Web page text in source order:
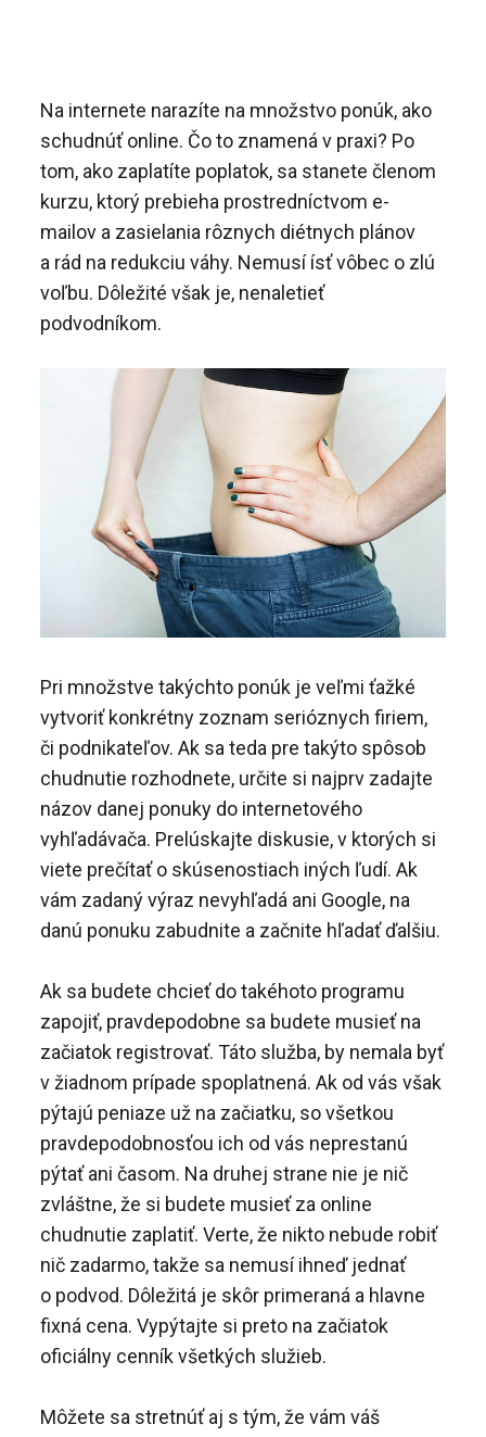
Na internete narazíte na množstvo ponúk, ako
schudnúť online. Čo to znamená v praxi? Po
tom, ako zaplatíte poplatok, sa stanete členom
kurzu, ktorý prebieha prostredníctvom e-
mailov a zasielania rôznych diétnych plánov
a rád na redukciu váhy. Nemusí ísť vôbec o zlú
voľbu. Dôležité však je, nenaletieť
podvodníkom.
Pri množstve takýchto ponúk je veľmi ťažké
vytvoriť konkrétny zoznam serióznych firiem,
či podnikateľov. Ak sa teda pre takýto spôsob
chudnutie rozhodnete, určite si najprv zadajte
názov danej ponuky do internetového
vyhľadávača. Prelúskajte diskusie, v ktorých si
viete prečítať o skúsenostiach iných ľudí. Ak
vám zadaný výraz nevyhľadá ani Google, na
danú ponuku zabudnite a začnite hľadať ďalšiu.
Ak sa budete chcieť do takéhoto programu
zapojiť, pravdepodobne sa budete musieť na
začiatok registrovať. Táto služba, by nemala byť
v žiadnom prípade spoplatnená. Ak od vás však
pýtajú peniaze už na začiatku, so všetkou
pravdepodobnosťou ich od vás neprestanú
pýtať ani časom. Na druhej strane nie je nič
zvláštne, že si budete musieť za online
chudnutie zaplatiť. Verte, že nikto nebude robiť
nič zadarmo, takže sa nemusí ihneď jednať
o podvod. Dôležitá je skôr primeraná a hlavne
fixná cena. Vypýtajte si preto na začiatok
oficiálny cenník všetkých služieb.
Môžete sa stretnúť aj s tým, že vám váš